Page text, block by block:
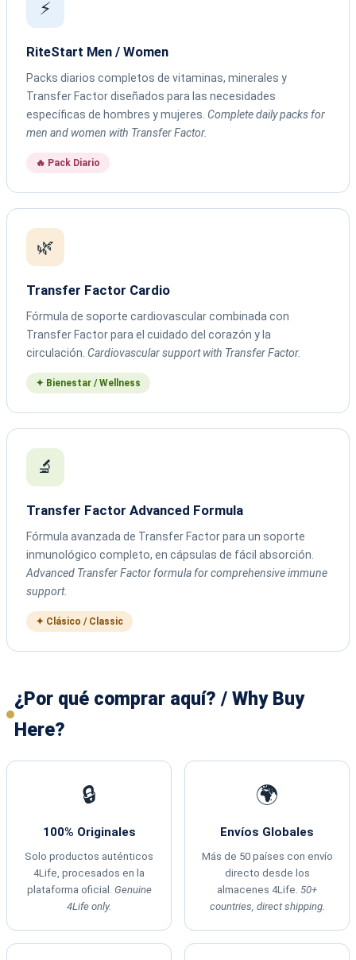
⚡
RiteStart Men / Women
Packs diarios completos de vitaminas, minerales y
Transfer Factor diseñados para las necesidades
específicas de hombres y mujeres. Complete daily packs for
men and women with Transfer Factor.
🔥 Pack Diario
🌿
Transfer Factor Cardio
Fórmula de soporte cardiovascular combinada con
Transfer Factor para el cuidado del corazón y la
circulación. Cardiovascular support with Transfer Factor.
✦ Bienestar / Wellness
🔬
Transfer Factor Advanced Formula
Fórmula avanzada de Transfer Factor para un soporte
inmunológico completo, en cápsulas de fácil absorción.
Advanced Transfer Factor formula for comprehensive immune
support.
✦ Clásico / Classic
¿Por qué comprar aquí? / Why Buy
Here?
🔒
100% Originales
Solo productos auténticos
4Life, procesados en la
plataforma oficial. Genuine
4Life only.
🌍
Envíos Globales
Más de 50 países con envío
directo desde los
almacenes 4Life. 50+
countries, direct shipping.